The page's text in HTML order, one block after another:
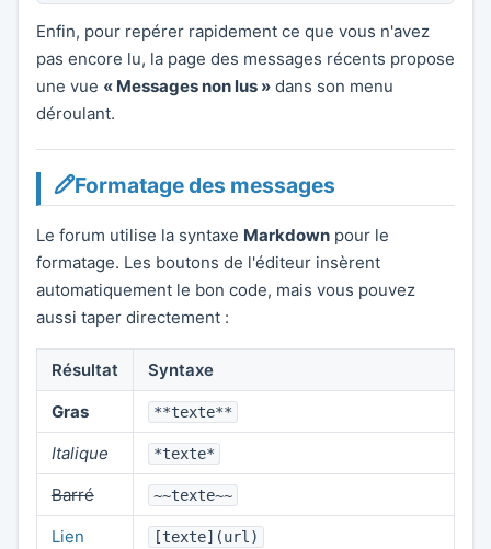
Enfin, pour repérer rapidement ce que vous n'avez
pas encore lu, la page des messages récents propose
une vue « Messages non lus » dans son menu
déroulant.
Formatage des messages
Le forum utilise la syntaxe Markdown pour le
formatage. Les boutons de l'éditeur insèrent
automatiquement le bon code, mais vous pouvez
aussi taper directement :
Résultat
Syntaxe
Gras
**texte**
Italique *texte*
Barré ~~texte~~
Lien [texte](url)